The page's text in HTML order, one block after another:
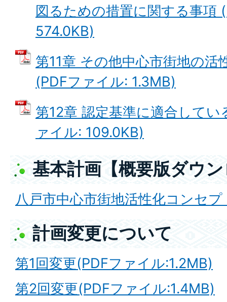
図るための措置に関する事項
574.0KB)
第11章 その他中心市街地の活
(PDFファイル: 1.3MB)
第12章 認定基準に適合して
ァイル: 109.0KB)
基本計画【概要版ダウ
八戸市中心市街地活性化コンセ
計画変更について
第1回変更(PDFファイル:1.2MB)
第2回変更(PDFファイル:1.4MB)